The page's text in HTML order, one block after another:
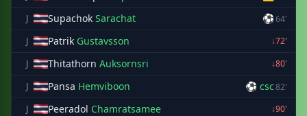
J
Supachok Sarachat ⚽64'
J
Patrik Gustavsson
↓72'
J
Thitathorn Auksornsri
↓80'
J
Pansa Hemviboon ⚽ csc82'
J
Peeradol Chamratsamee
↓90'